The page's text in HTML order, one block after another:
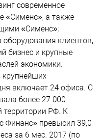
современное
«Сименс», а также
«Сименс»;
клиентов,
бизнес и крупные
экономики.
крупнейших
включает 24 офиса. С
более 27 000
территории РФ. К
Финанс» превысил 39,0
за 6 мес. 2017 (по